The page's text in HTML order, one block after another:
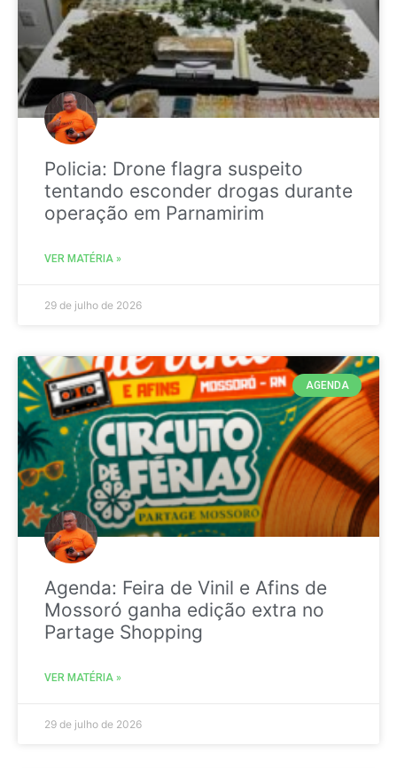
Policia: Drone flagra suspeito
tentando esconder drogas durante
operação em Parnamirim
VER MATÉRIA »
29 de julho de 2026
AGENDA
Agenda: Feira de Vinil e Afins de
Mossoró ganha edição extra no
Partage Shopping
VER MATÉRIA »
29 de julho de 2026